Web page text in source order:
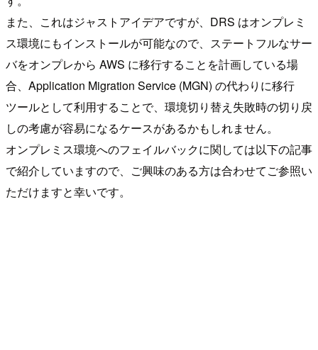
また、これはジャストアイデアですが、DRS はオンプレミ
ス環境にもインストールが可能なので、ステートフルなサー
バをオンプレから AWS に移行することを計画している場
合、Application Migration Service (MGN) の代わりに移行
ツールとして利用することで、環境切り替え失敗時の切り戻
しの考慮が容易になるケースがあるかもしれません。
オンプレミス環境へのフェイルバックに関しては以下の記事
で紹介していますので、ご興味のある方は合わせてご参照い
ただけますと幸いです。